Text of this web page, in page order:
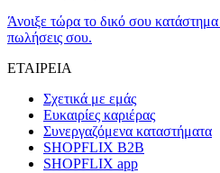
Άνοιξε τώρα το δικό σου
πωλήσεις σου.
ΕΤΑΙΡΕΙΑ
Σχετικά με εμάς
Ευκαιρίες καριέρας
Συνεργαζόμενα καταστήματα
SHOPFLIX B2B
SHOPFLIX app